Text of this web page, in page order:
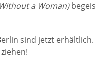
a Woman)
sind jetzt